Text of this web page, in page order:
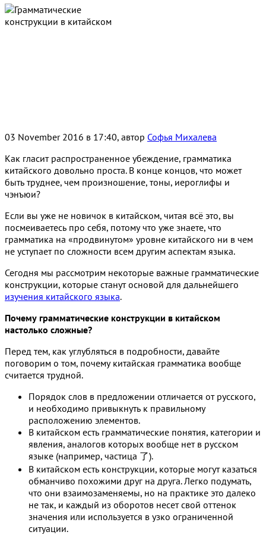
03 November 2016 в 17:40, автор Софья Михалева
Как гласит распространенное убеждение, грамматика
китайского довольно проста. В конце концов, что может
быть труднее, чем произношение, тоны, иероглифы и
чэнъюи?
Если вы уже не новичок в китайском, читая всё это, вы
посмеиваетесь про себя, потому что уже знаете, что
грамматика на «продвинутом» уровне китайского ни в чем
не уступает по сложности всем другим аспектам языка.
Сегодня мы рассмотрим некоторые важные грамматические
конструкции, которые станут основой для дальнейшего
изучения китайского языка.
Почему грамматические конструкции в китайском
настолько сложные?
Перед тем, как углубляться в подробности, давайте
поговорим о том, почему китайская грамматика вообще
считается трудной.
Порядок слов в предложении отличается от русского,
и необходимо привыкнуть к правильному
расположению элементов.
В китайском есть грамматические понятия, категории и
явления, аналогов которых вообще нет в русском
языке (например, частица 了).
В китайском есть конструкции, которые могут казаться
обманчиво похожими друг на друга. Легко подумать,
что они взаимозаменяемы, но на практике это далеко
не так, и каждый из оборотов несет свой оттенок
значения или используется в узко ограниченной
ситуации.